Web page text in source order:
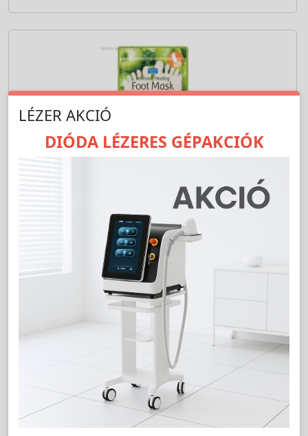
PD611
PureDerm Almás lábmaszk - PureDerm
A szakmai árhoz jelentkezzen be!
LAKOSSÁGI ÁR (BRUTTÓ)
Kedvencnek jelöl
db Kosárba
LÉZER AKCIÓ
DIÓDA LÉZERES GÉPAKCIÓK